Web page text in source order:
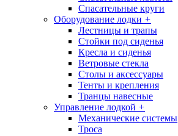
Спасательные круги
Оборудование лодки +
Лестницы и трапы
Стойки под сиденья
Кресла и сиденья
Ветровые стекла
Столы и аксессуары
Тенты и крепления
Транцы навесные
Управление лодкой +
Механические системы
Троса